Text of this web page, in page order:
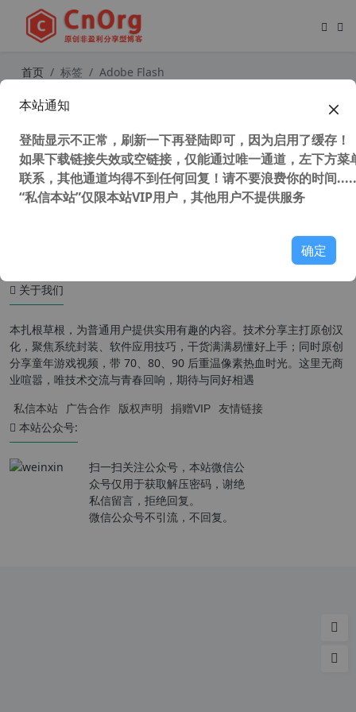
首页 标签 Adobe Flash
制作软件
关于我们
本扎根草根，为普通用户提供实用有趣的内容。技术分享主打原创汉
化，聚焦系统封装、软件应用技巧，干货满满易懂好上手；同时原创
分享童年游戏视频，带 70、80、90 后重温像素热血时光。这里无商
业喧嚣，唯技术交流与青春回响，期待与同好相遇
私信本站 广告合作 版权声明 捐赠VIP 友情链接
本站公众号:
扫一扫关注公众号，本站微信公
众号仅用于获取解压密码，谢绝
私信留言，拒绝回复。
微信公众号不引流，不回复。
本站通知
登陆显示不正常，刷新一下再登陆即可，因为启用了缓存！
如果下载链接失效或空链接，仅能通过唯一通道，左下方菜
联系，其他通道均得不到任何回复！请不要浪费你的时间
“私信本站”仅限本站VIP用户，其他用户不提供服务
确定